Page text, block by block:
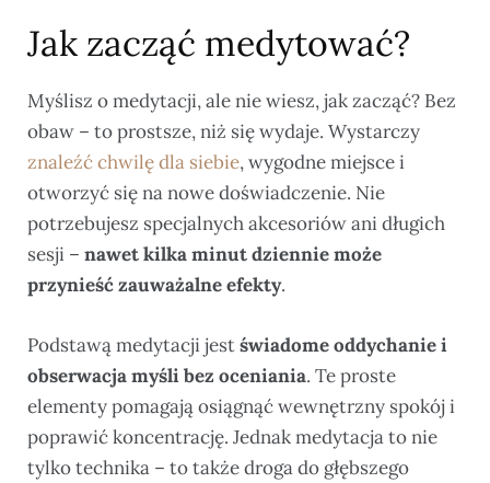
Jak zacząć medytować?
Myślisz o medytacji, ale nie wiesz, jak zacząć? Bez
obaw – to prostsze, niż się wydaje. Wystarczy
znaleźć chwilę dla siebie, wygodne miejsce i
otworzyć się na nowe doświadczenie. Nie
potrzebujesz specjalnych akcesoriów ani długich
sesji – nawet kilka minut dziennie może
przynieść zauważalne efekty.
Podstawą medytacji jestświadome oddychanie i
obserwacja myśli bez oceniania. Te proste
elementy pomagają osiągnąć wewnętrzny spokój i
poprawić koncentrację. Jednak medytacja to nie
tylko technika – to także droga do głębszego